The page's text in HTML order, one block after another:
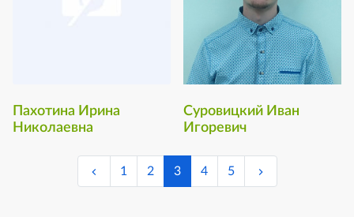
Пахотина Ирина
Николаевна
Суровицкий Иван
Игоревич
1 2 3 4 5